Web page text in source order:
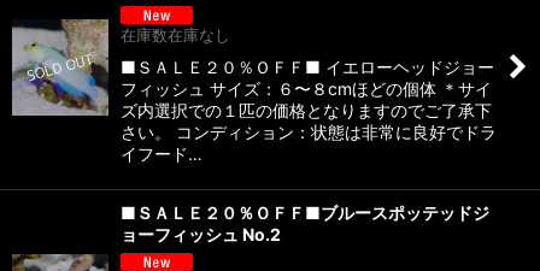
在庫数在庫なし
■ＳＡＬＥ２０％ＯＦＦ■ イエローヘッドジョー
フィッシュ サイズ：６〜８cmほどの個体 ＊サイ
ズ内選択での１匹の価格となりますのでご了承下
さい。 コンディション：状態は非常に良好でドラ
イフード…
■ＳＡＬＥ２０％ＯＦＦ■ブルースポッテッドジ
ョーフィッシュ No.2